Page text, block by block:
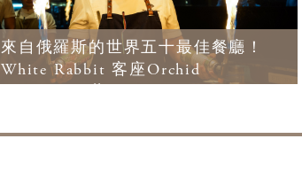
來自俄羅斯的世界五十最佳餐廳！
White Rabbit 客座Orchid